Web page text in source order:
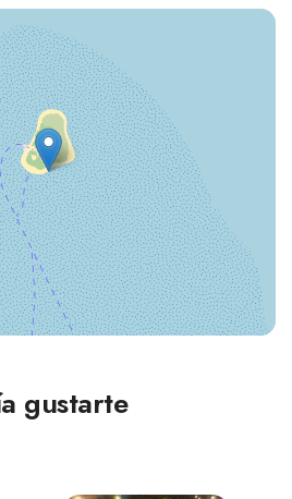
a las 12 del medio día
Cay, Regreso de Rocky Cay a
a las 02:00 pm. Desde El muelle
(Ubicado frente al
barracuda)
gustarte